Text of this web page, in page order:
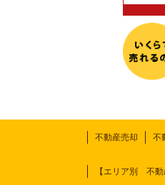
不動産売却 不
【エリア別 不動